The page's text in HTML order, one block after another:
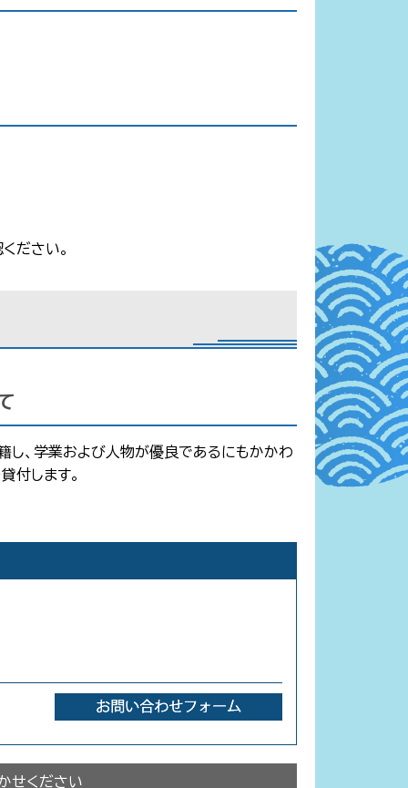
ださい。
し、学業および人物が優良であるにもかかわ
付します。
せください